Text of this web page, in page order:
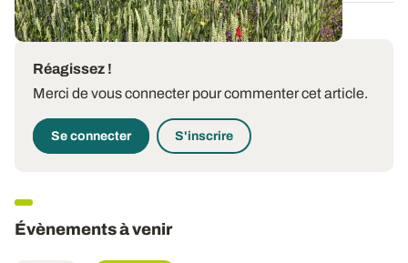
Réagissez !
Merci de vous connecter pour commenter cet article.
Se connecter S'inscrire
Évènements à venir